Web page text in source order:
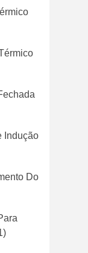
Indução
Do